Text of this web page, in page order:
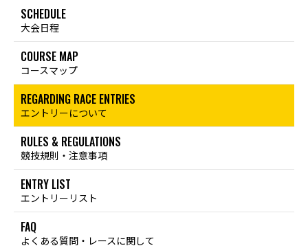
SCHEDULE
大会日程
COURSE MAP
コースマップ
REGARDING RACE ENTRIES
エントリーについて
RULES & REGULATIONS
競技規則・注意事項
ENTRY LIST
エントリーリスト
FAQ
よくある質問・レースに関して